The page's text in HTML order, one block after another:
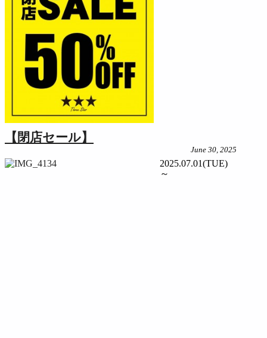
【閉店セール】
June 30, 2025
2025.07.01(TUE)
～